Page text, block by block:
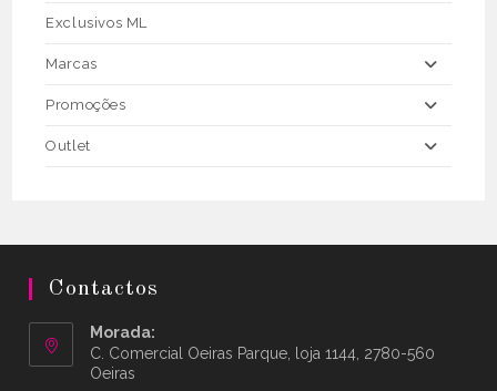
Exclusivos ML
Marcas
Promoções
Outlet
Contactos
Morada:
C. Comercial Oeiras Parque, loja 1144, 2780-560
Oeiras